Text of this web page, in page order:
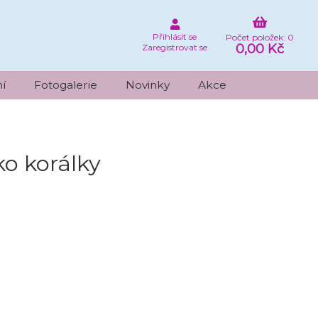
Počet položek: 0
0,00 Kč
Přihlásit se
Zaregistrovat se
Fotogalerie Novinky Akce
korálky